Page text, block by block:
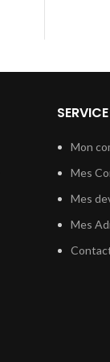
Mon
Mes
Mes
Mes